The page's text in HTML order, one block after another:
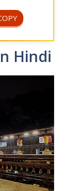
Hindi